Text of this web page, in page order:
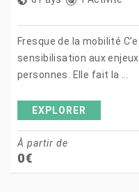
Fresque de la mobilité
sensibilisation aux
personnes. Elle fait la ...
EXPLORER
À partir de
0€